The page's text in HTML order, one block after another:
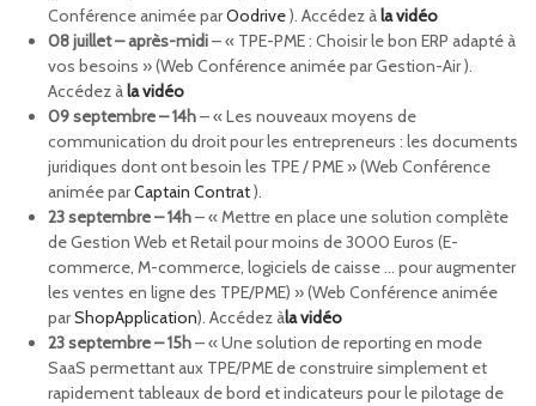
Conférence animée parOodrive). Accédez àla vidéo
08 juillet – après-midi– « TPE-PME : Choisir le bon ERP adapté à
vos besoins » (Web Conférence animée par Gestion-Air ).
Accédez àla vidéo
09 septembre – 14h– « Les nouveaux moyens de
communication du droit pour les entrepreneurs : les documents
juridiques dont ont besoin les TPE / PME » (Web Conférence
animée parCaptain Contrat).
23 septembre – 14h– « Mettre en place une solution complète
de Gestion Web et Retail pour moins de 3000 Euros (E-
commerce, M-commerce, logiciels de caisse … pour augmenter
les ventes en ligne des TPE/PME) » (Web Conférence animée
parShopApplication). Accédez àla vidéo
23 septembre – 15h– « Une solution de reporting en mode
SaaS permettant aux TPE/PME de construire simplement et
rapidement tableaux de bord et indicateurs pour le pilotage de